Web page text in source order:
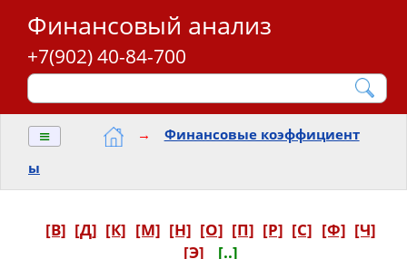
Финансовый анализ
+7(902) 40-84-700
≡ →
Финансовые коэффициент
ы
[В] [Д] [К] [М] [Н] [О] [П] [Р] [С] [Ф] [Ч]
[Э]
[..]